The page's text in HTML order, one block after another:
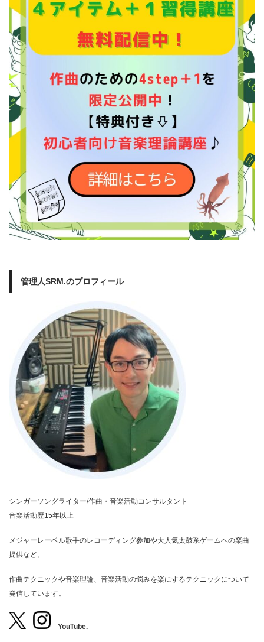
管理人SRM.のプロフィール
シンガーソングライター/作曲・音楽活動コンサルタント
音楽活動歴15年以上
メジャーレーベル歌手のレコーディング参加や大人気太鼓系ゲームへの楽曲
提供など。
作曲テクニックや音楽理論、音楽活動の悩みを楽にするテクニックについて
発信しています。
YouTube.